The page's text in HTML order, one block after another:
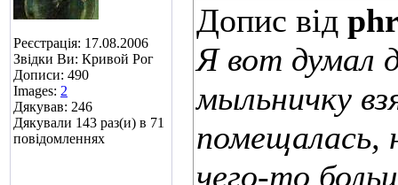
Реєстрація: 17.08.2006
Звідки Ви: Кривой Рог
Дописи: 490
Images: 2
Дякував: 246
Дякували 143 раз(и) в 71
повідомленнях
Допис від
Я вот думал
мыльничку
помещалась,
чего-то